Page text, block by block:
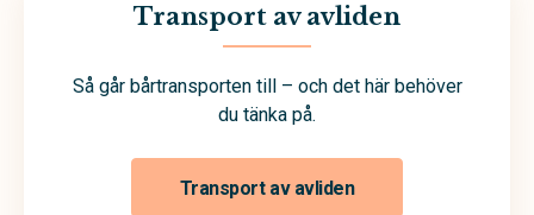
Transport av avliden
Så går bårtransporten till – och det här behöver
du tänka på.
Transport av avliden